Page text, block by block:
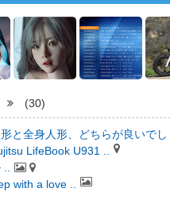
(30)
と全身人形、どちらが良いでし
LifeBook U931 ..
with a love ..